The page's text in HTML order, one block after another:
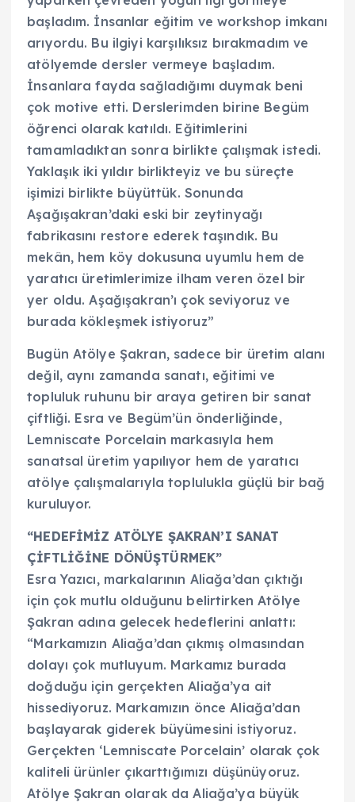
başladım. İnsanlar eğitim ve workshop imkanı
arıyordu. Bu ilgiyi karşılıksız bırakmadım ve
atölyemde dersler vermeye başladım.
İnsanlara fayda sağladığımı duymak beni
çok motive etti. Derslerimden birine Begüm
öğrenci olarak katıldı. Eğitimlerini
tamamladıktan sonra birlikte çalışmak istedi.
Yaklaşık iki yıldır birlikteyiz ve bu süreçte
işimizi birlikte büyüttük. Sonunda
Aşağışakran’daki eski bir zeytinyağı
fabrikasını restore ederek taşındık. Bu
mekân, hem köy dokusuna uyumlu hem de
yaratıcı üretimlerimize ilham veren özel bir
yer oldu. Aşağışakran’ı çok seviyoruz ve
burada kökleşmek istiyoruz”
Bugün Atölye Şakran, sadece bir üretim alanı
değil, aynı zamanda sanatı, eğitimi ve
topluluk ruhunu bir araya getiren bir sanat
çiftliği. Esra ve Begüm’ün önderliğinde,
Lemniscate Porcelain markasıyla hem
sanatsal üretim yapılıyor hem de yaratıcı
atölye çalışmalarıyla toplulukla güçlü bir bağ
kuruluyor.
“HEDEFİMİZ ATÖLYE ŞAKRAN’I SANAT
ÇİFTLİĞİNE DÖNÜŞTÜRMEK”
Esra Yazıcı, markalarının Aliağa’dan çıktığı
için çok mutlu olduğunu belirtirken Atölye
Şakran adına gelecek hedeflerini anlattı:
“Markamızın Aliağa’dan çıkmış olmasından
dolayı çok mutluyum. Markamız burada
doğduğu için gerçekten Aliağa’ya ait
hissediyoruz. Markamızın önce Aliağa’dan
başlayarak giderek büyümesini istiyoruz.
Gerçekten ‘Lemniscate Porcelain’ olarak çok
kaliteli ürünler çıkarttığımızı düşünüyoruz.
Atölye Şakran olarak da Aliağa’ya büyük